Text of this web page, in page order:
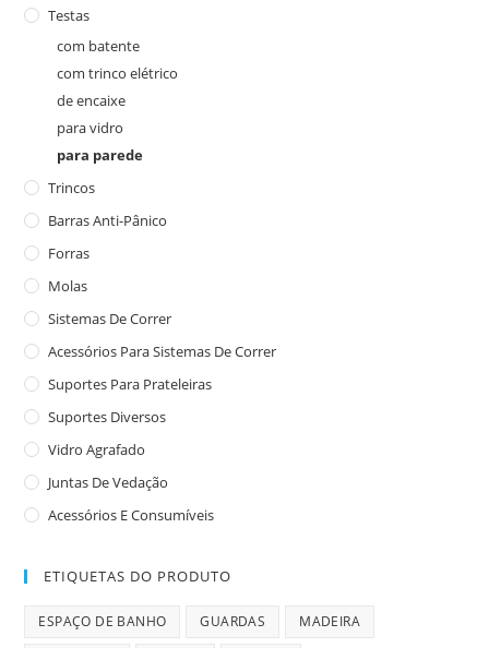
Testas
com batente
com trinco elétrico
de encaixe
para vidro
para parede
Trincos
Barras Anti-Pânico
Forras
Molas
Sistemas De Correr
Acessórios Para Sistemas De Correr
Suportes Para Prateleiras
Suportes Diversos
Vidro Agrafado
Juntas De Vedação
Acessórios E Consumíveis
ETIQUETAS DO PRODUTO
ESPAÇO DE BANHO GUARDAS MADEIRA